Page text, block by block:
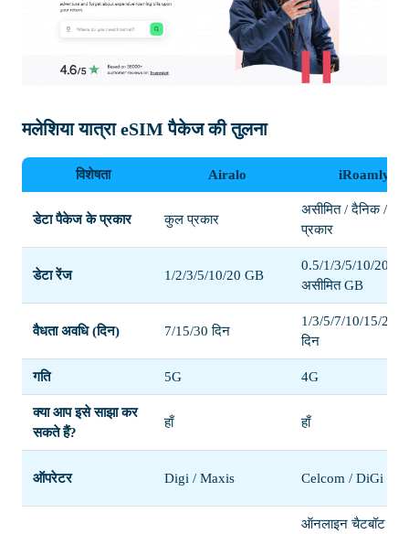
मलेशिया यात्रा eSIM पैकेज की तुलना
विशेषता Airalo iRoamly
डेटा पैकेज के प्रकार कुल प्रकार
असीमित / दैनिक / कुल
प्रकार
डेटा रेंज 1/2/3/5/10/20 GB
0.5/1/3/5/10/20/50
असीमित GB
वैधता अवधि (दिन) 7/15/30 दिन
1/3/5/7/10/15/20/
दिन
गति 5G 4G
क्या आप इसे साझा कर
सकते हैं?
हाँ हाँ
ऑपरेटर Digi / Maxis Celcom / DiGi
ऑनलाइन चैटबॉट /